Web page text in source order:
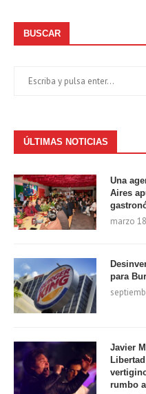
BUSCAR
ÚLTIMAS NOTICIAS
Una
Aires
marzo
para
Javier
rumbo